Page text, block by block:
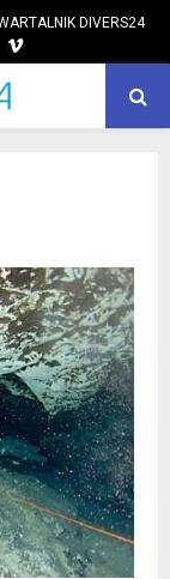
DIVERS24
VIMEO